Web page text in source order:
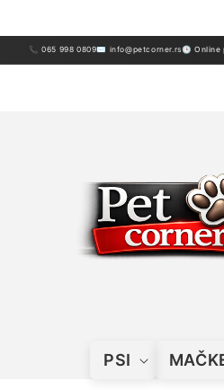
📞 065 998 0809✉ info@petcorner.rs🕒 Online
PSI